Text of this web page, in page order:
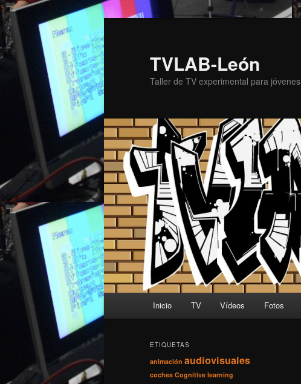
TVLAB-León
Taller de TV experimental para jóvenes
Ir al contenido principal
Ir al contenido secundario
Inicio TV Vídeos Fotos
ETIQUETAS
animación audiovisuales
coches Cognitive learning